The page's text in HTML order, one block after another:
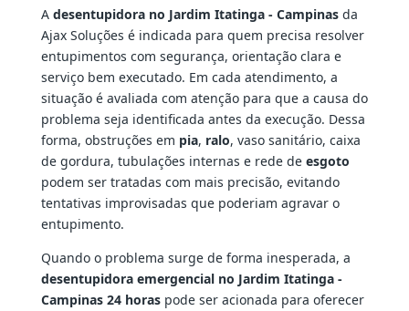
A desentupidora no Jardim Itatinga - Campinasda
Ajax Soluções é indicada para quem precisa resolver
entupimentos com segurança, orientação clara e
serviço bem executado. Em cada atendimento, a
situação é avaliada com atenção para que a causa do
problema seja identificada antes da execução. Dessa
forma, obstruções em pia, ralo, vaso sanitário, caixa
de gordura, tubulações internas e rede de esgoto
podem ser tratadas com mais precisão, evitando
tentativas improvisadas que poderiam agravar o
entupimento.
Quando o problema surge de forma inesperada, a
desentupidora emergencial no Jardim Itatinga -
Campinas 24 horaspode ser acionada para oferecer